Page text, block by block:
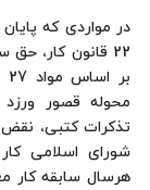
در مواردی که
22 قانون کار،
محوله قصور ورزد
تذکرات کتبی، نقض
شورای اسلامی
هرسال سابقه کار